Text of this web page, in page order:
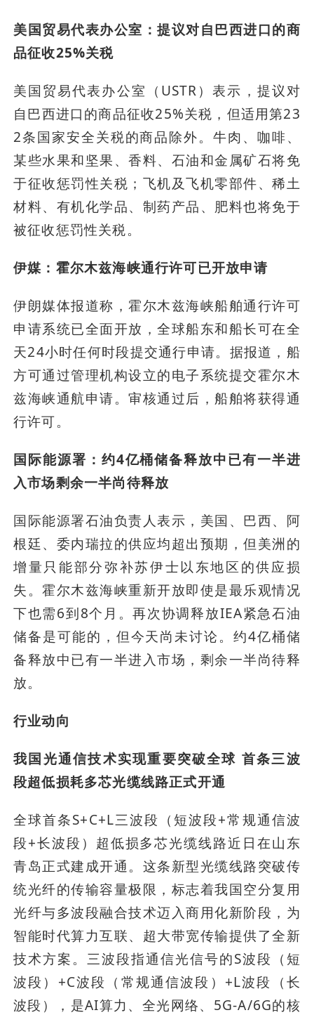
美国贸易代表办公室：提议对自巴西进口的商
品征收25%关税
美国贸易代表办公室（USTR）表示，提议对
自巴西进口的商品征收25%关税，但适用第23
2条国家安全关税的商品除外。牛肉、咖啡、
某些水果和坚果、香料、石油和金属矿石将免
于征收惩罚性关税；飞机及飞机零部件、稀土
材料、有机化学品、制药产品、肥料也将免于
被征收惩罚性关税。
伊媒：霍尔木兹海峡通行许可已开放申请
伊朗媒体报道称，霍尔木兹海峡船舶通行许可
申请系统已全面开放，全球船东和船长可在全
天24小时任何时段提交通行申请。据报道，船
方可通过管理机构设立的电子系统提交霍尔木
兹海峡通航申请。审核通过后，船舶将获得通
行许可。
国际能源署：约4亿桶储备释放中已有一半进
入市场剩余一半尚待释放
国际能源署石油负责人表示，美国、巴西、阿
根廷、委内瑞拉的供应均超出预期，但美洲的
增量只能部分弥补苏伊士以东地区的供应损
失。霍尔木兹海峡重新开放即使是最乐观情况
下也需6到8个月。再次协调释放IEA紧急石油
储备是可能的，但今天尚未讨论。约4亿桶储
备释放中已有一半进入市场，剩余一半尚待释
放。
行业动向
我国光通信技术实现重要突破全球 首条三波
段超低损耗多芯光缆线路正式开通
全球首条S+C+L三波段（短波段+常规通信波
段+长波段）超低损多芯光缆线路近日在山东
青岛正式建成开通。这条新型光缆线路突破传
统光纤的传输容量极限，标志着我国空分复用
光纤与多波段融合技术迈入商用化新阶段，为
智能时代算力互联、超大带宽传输提供了全新
技术方案。三波段指通信光信号的S波段（短
波段）+C波段（常规通信波段）+L波段（长
波段），是AI算力、全光网络、5G-A/6G的核